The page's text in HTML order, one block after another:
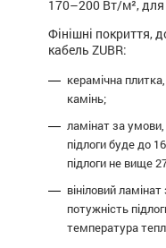
170–200 Вт/м²,
Фінішні покриття,
кабель ZUBR:
керамічна
камінь;
ламінат за
підлоги буде до
підлоги не вище
вініловий
потужність
температура